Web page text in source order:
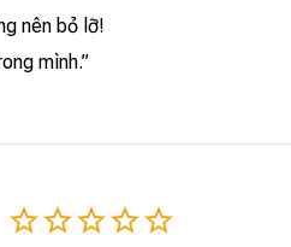
nên bỏ lỡ!
mình.”